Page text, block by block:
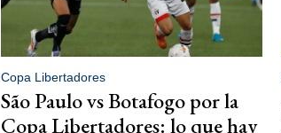
Copa Libertadores
São Paulo vs Botafogo por la
Copa Libertadores: lo que hay